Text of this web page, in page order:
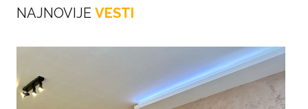
NAJNOVIJE VESTI